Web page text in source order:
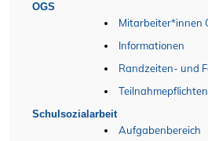
OGS
Mitarbeiter*innen
Informationen
Randzeiten- und
Teilnahmepflichten
Schulsozialarbeit
Aufgabenbereich